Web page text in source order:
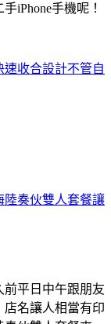
iPhone手機呢！
速收合設計不管自
陸奏伙雙人套餐讓
平日中午跟朋友
店名讓人相當有印